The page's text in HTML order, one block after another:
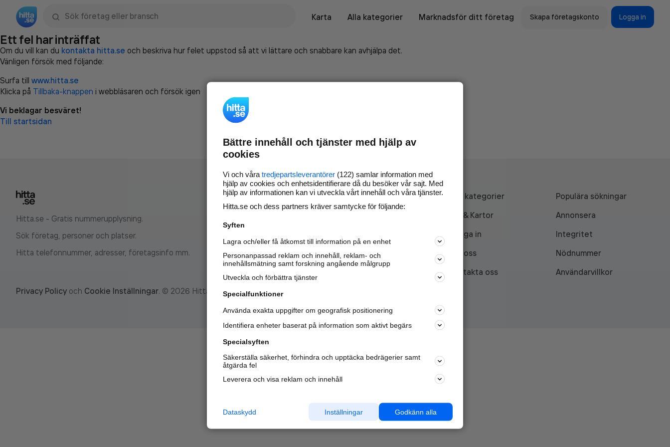
Karta
Alla kategorier Marknadsför ditt företag Skapa företagskonto Logga in
Ett fel har inträffat
Om du vill kan du kontakta hitta.se och beskriva hur felet uppstod så att vi lättare och snabbare kan avhjälpa det.
Vänligen försök med följande:
Surfa till www.hitta.se
Klicka på Tillbaka-knappen i webbläsaren och försök igen
Vi beklagar besväret!
Till startsidan
Hitta.se - Gratis nummerupplysning.
Sök företag, personer och platser.
Hitta telefonnummer, adresser, företagsinfo mm.
Marknadsför företaget på
nya kunder och
samarbetspartners nära dig.
Läs mer här
Alla kategorier
Populära sökningar
API & Kartor
Annonsera
Logga in
Integritet
Om oss
Nödnummer
Kontakta oss
Användarvillkor
Privacy Policy och Cookie Inställningar. © 2026 Hitta.se
Bättre innehåll och tjänster med hjälp av
cookies
Vi och våra tredjepartsleverantörer (122) samlar information med
hjälp av cookies och enhetsidentifierare då du besöker vår sajt. Med
hjälp av informationen kan vi utveckla vårt innehåll och våra tjänster.
Hitta.se och dess partners kräver samtycke för följande:
Syften
Lagra och/eller få åtkomst till information på en enhet
Personanpassad reklam och innehåll, reklam- och
innehållsmätning samt forskning angående målgrupp
Utveckla och förbättra tjänster
Specialfunktioner
Använda exakta uppgifter om geografisk positionering
Identifiera enheter baserat på information som aktivt begärs
Specialsyften
Säkerställa säkerhet, förhindra och upptäcka bedrägerier samt
åtgärda fel
Leverera och visa reklam och innehåll
Godkänn alla
Inställningar
Dataskydd